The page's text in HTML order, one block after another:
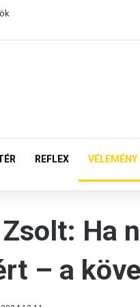
REFLEX VÉLEMÉNY
Ha
– a